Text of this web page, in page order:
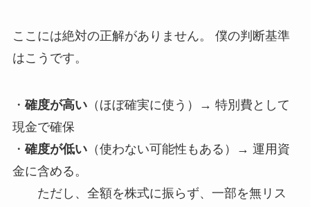
ここには絶対の正解がありません。 僕の判断基準
はこうです。
・ 確度が高い（ほぼ確実に使う）→ 特別費として
現金で確保
・ 確度が低い（使わない可能性もある）→ 運用資
金に含める。
ただし、全額を株式に振らず、一部を無リス